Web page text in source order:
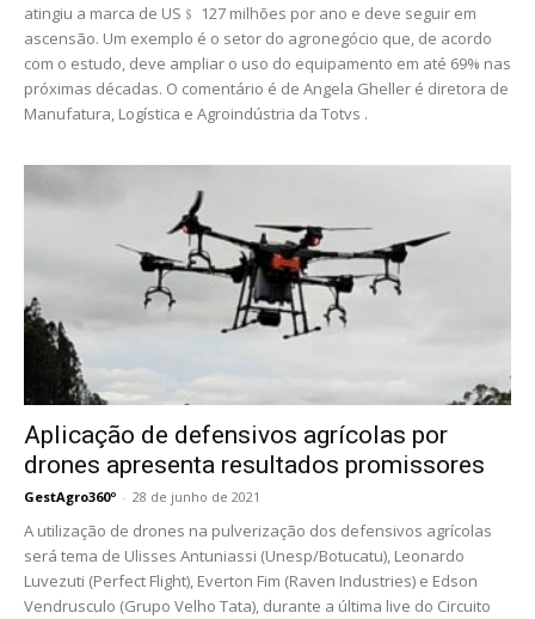
atingiu a marca de US﹩ 127 milhões por ano e deve seguir em
ascensão. Um exemplo é o setor do agronegócio que, de acordo
com o estudo, deve ampliar o uso do equipamento em até 69% nas
próximas décadas. O comentário é de Angela Gheller é diretora de
Manufatura, Logística e Agroindústria da Totvs .
Aplicação de defensivos agrícolas por
drones apresenta resultados promissores
GestAgro360º - 28 de junho de 2021
A utilização de drones na pulverização dos defensivos agrícolas
será tema de Ulisses Antuniassi (Unesp/Botucatu), Leonardo
Luvezuti (Perfect Flight), Everton Fim (Raven Industries) e Edson
Vendrusculo (Grupo Velho Tata), durante a última live do Circuito